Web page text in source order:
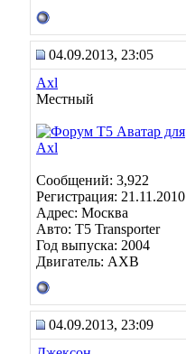
04.09.2013, 23:05
Axl
Местный
Сообщений: 3,922
Регистрация: 21.11.2010
Адрес: Москва
Авто: Т5 Transporter
Год выпуска: 2004
Двигатель: АХВ
04.09.2013, 23:09